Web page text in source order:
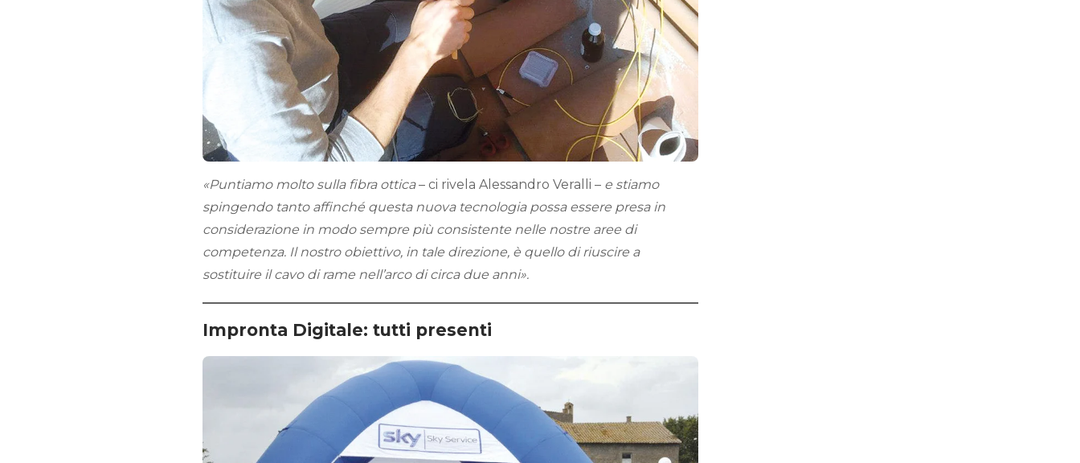
«Puntiamo molto sulla fibra ottica– ci rivela Alessandro Veralli – e stiamo
spingendo tanto affinché questa nuova tecnologia possa essere presa in
considerazione in modo sempre più consistente nelle nostre aree di
competenza. Il nostro obiettivo, in tale direzione, è quello di riuscire a
sostituire il cavo di rame nell’arco di circa due anni».
Impronta Digitale: tutti presenti